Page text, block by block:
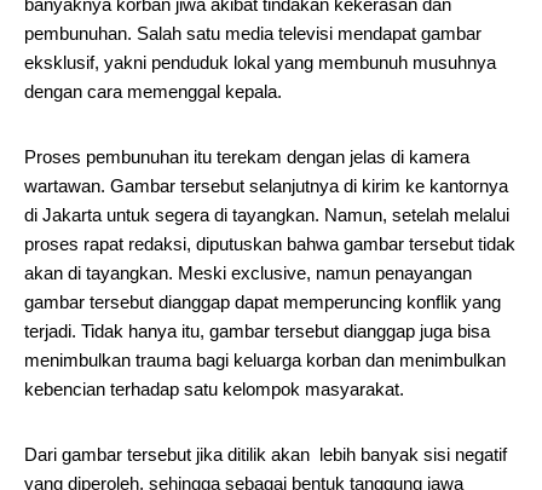
banyaknya korban jiwa akibat tindakan kekerasan dan
pembunuhan. Salah satu media televisi mendapat gambar
eksklusif, yakni penduduk lokal yang membunuh musuhnya
dengan cara memenggal kepala.
Proses pembunuhan itu terekam dengan jelas di kamera
wartawan. Gambar tersebut selanjutnya di kirim ke kantornya
di Jakarta untuk segera di tayangkan. Namun, setelah melalui
proses rapat redaksi, diputuskan bahwa gambar tersebut tidak
akan di tayangkan. Meski exclusive, namun penayangan
gambar tersebut dianggap dapat memperuncing konflik yang
terjadi. Tidak hanya itu, gambar tersebut dianggap juga bisa
menimbulkan trauma bagi keluarga korban dan menimbulkan
kebencian terhadap satu kelompok masyarakat.
Dari gambar tersebut jika ditilik akan lebih banyak sisi negatif
yang diperoleh, sehingga sebagai bentuk tanggung jawa